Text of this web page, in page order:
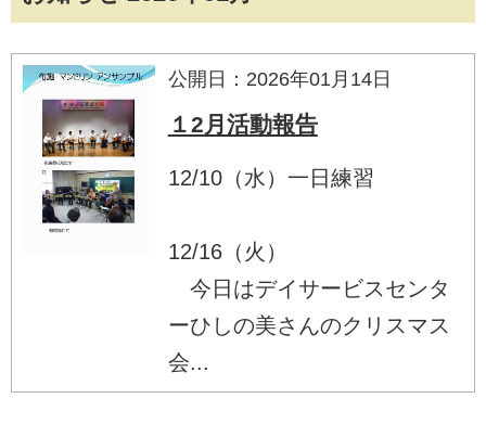
公開日：2026年01月14日
１2月活動報告
12/10（水）一日練習
12/16（火）
今日はデイサービスセンタ
ーひしの美さんのクリスマス
会...